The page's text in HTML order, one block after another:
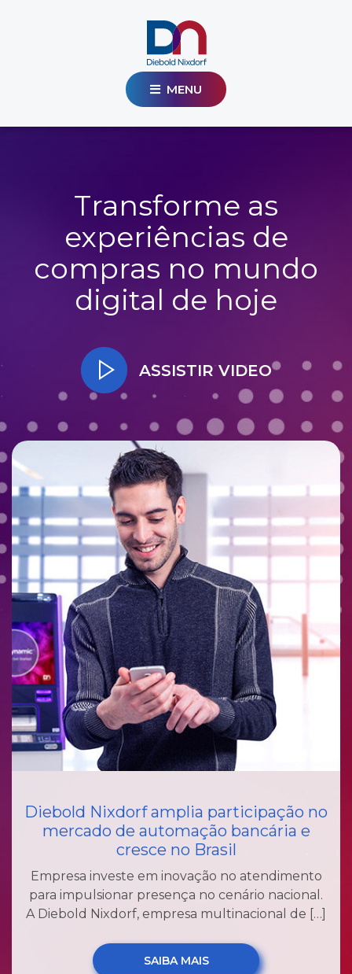
MENU
Transforme as
experiências de
compras no mundo
digital de hoje
ASSISTIR VIDEO
Diebold Nixdorf amplia participação no
mercado de automação bancária e
cresce no Brasil
Empresa investe em inovação no atendimento
para impulsionar presença no cenário nacional.
A Diebold Nixdorf, empresa multinacional de […]
SAIBA MAIS